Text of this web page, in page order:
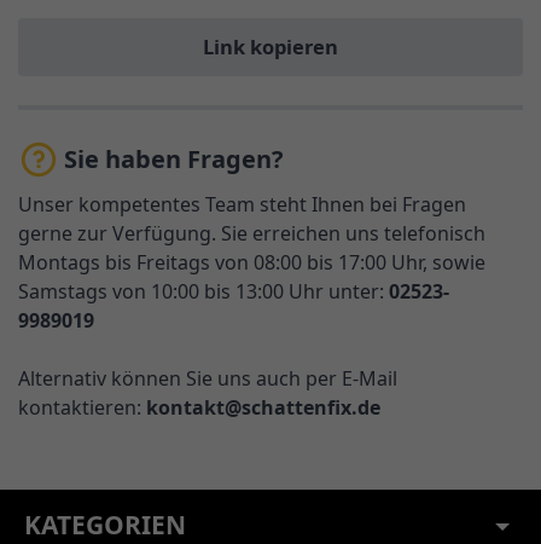
Link kopieren
Sie haben Fragen?
Unser kompetentes Team steht Ihnen bei Fragen
gerne zur Verfügung. Sie erreichen uns telefonisch
Montags bis Freitags von 08:00 bis 17:00 Uhr, sowie
Samstags von 10:00 bis 13:00 Uhr unter: 02523-
9989019
Alternativ können Sie uns auch per E-Mail
kontaktieren: kontakt@schattenfix.de
KATEGORIEN